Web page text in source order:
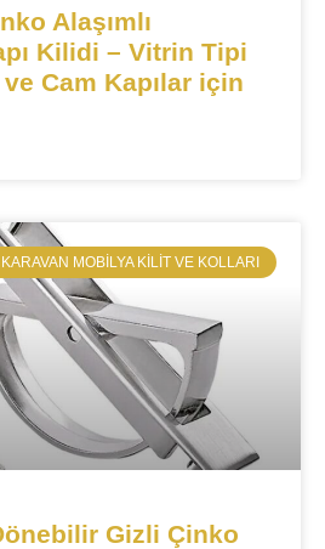
Alaşımlı
Kilidi – Vitrin Tipi
Cam Kapılar için​​
​KARAVAN MOBILYA KILIT VE KOLLARI
Gizli Çinko